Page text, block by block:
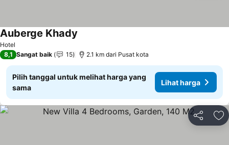
Hotel
Auberge Khady
8,1 Sangat baik 15 2.1 km dari Pusat kota
Pilih tanggal untuk melihat harga yang
sama
Lihat harga
Bagikan